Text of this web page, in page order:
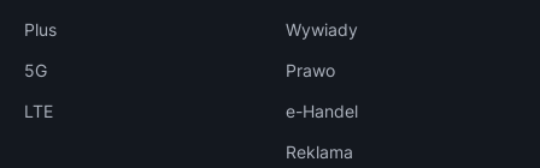
Plus
5G
LTE
Wywiady
Prawo
e-Handel
Reklama